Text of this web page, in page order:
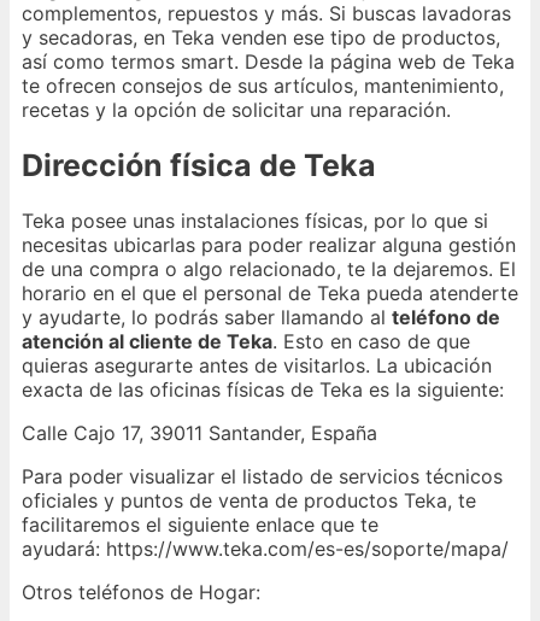
complementos, repuestos y más. Si buscas lavadoras
y secadoras, en Teka venden ese tipo de productos,
así como termos smart. Desde la página web de Teka
te ofrecen consejos de sus artículos, mantenimiento,
recetas y la opción de solicitar una reparación.
Dirección física de Teka
Teka posee unas instalaciones físicas, por lo que si
necesitas ubicarlas para poder realizar alguna gestión
de una compra o algo relacionado, te la dejaremos. El
horario en el que el personal de Teka pueda atenderte
y ayudarte, lo podrás saber llamando al teléfono de
atención al cliente de Teka. Esto en caso de que
quieras asegurarte antes de visitarlos. La ubicación
exacta de las oficinas físicas de Teka es la siguiente:
Calle Cajo 17, 39011 Santander, España
Para poder visualizar el listado de servicios técnicos
oficiales y puntos de venta de productos Teka, te
facilitaremos el siguiente enlace que te
ayudará: https://www.teka.com/es-es/soporte/mapa/
Otros teléfonos de Hogar: